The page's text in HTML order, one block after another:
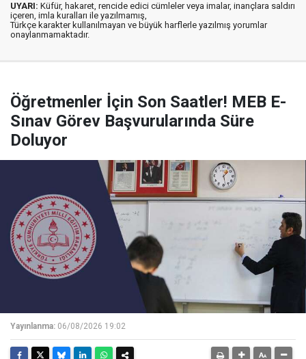
UYARI: Küfür, hakaret, rencide edici cümleler veya imalar, inançlara saldırı
içeren, imla kuralları ile yazılmamış,
Türkçe karakter kullanılmayan ve büyük harflerle yazılmış yorumlar
onaylanmamaktadır.
Öğretmenler İçin Son Saatler! MEB E-
Sınav Görev Başvurularında Süre
Doluyor
Yayınlanma: 06/08/2026 19:02